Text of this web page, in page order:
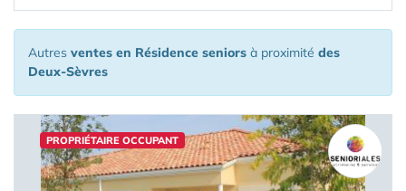
Autres ventes en Résidence seniors à proximité des
Deux-Sèvres
PROPRIÉTAIRE OCCUPANT